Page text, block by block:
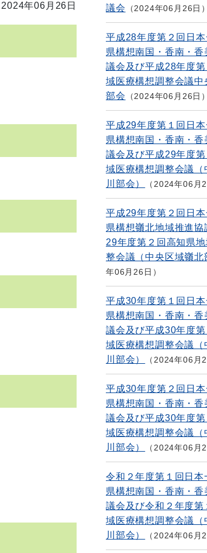
年06月26日
議会
2024年06月26日
平成28年度第２回日
県構想南国・香南・香
議会及び平成28年度
域医療構想調整会議中
部会
2024年06月26日
平成29年度第１回日
県構想南国・香南・香
議会及び平成29年度
域医療構想調整会議（
川部会）
2024年06月
平成29年度第２回日
県構想嶺北地域推進協
29年度第２回高知県
整会議（中央区域嶺北
年06月26日
平成30年度第１回日
県構想南国・香南・香
議会及び平成30年度
域医療構想調整会議（
川部会）
2024年06月
平成30年度第２回日
県構想南国・香南・香
議会及び平成30年度
域医療構想調整会議（
川部会）
2024年06月
令和２年度第１回日本
県構想南国・香南・香
議会及び令和２年度第
域医療構想調整会議（
川部会）
2024年06月